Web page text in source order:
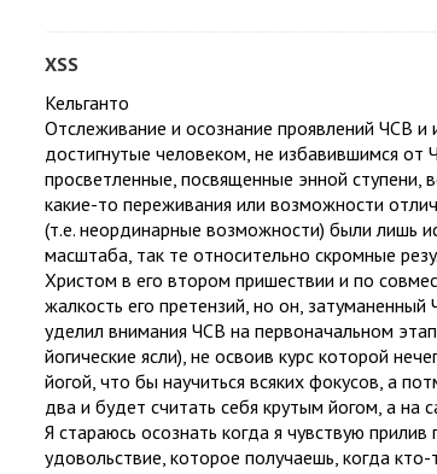
XSS
Кельганто
Отслеживание и осознание проявлений ЧСВ и
достигнутые человеком, не избавившимся
просветленные, посвященные энной
какие-то переживания или возможности
(т.е. неординарные возможности) были лишь
масштаба, так те относительно скромные
Христом в его втором пришествии и по
жалкость его претензий, но он,
уделил внимания ЧСВ на первоначальном
йогические ясли), не освоив курс которой
йогой, что бы научиться всяких фокусов, а
два и будет считать себя крутым йогом, а на
Я стараюсь осознать когда я чувствую
удовольствие, которое получаешь, когда